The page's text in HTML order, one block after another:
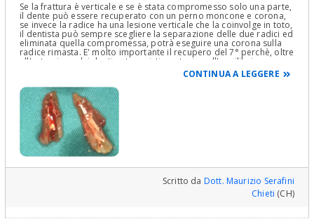
Se la frattura è verticale e se è stata compromesso solo una parte,
il dente può essere recuperato con un perno moncone e corona,
se invece la radice ha una lesione verticale che la coinvolge in toto,
il dentista può sempre scegliere la separazione delle due radici ed
eliminata quella compromessa, potrà eseguire una corona sulla
radice rimasta. E' molto importante il recupero del 7° perchè, oltre
all'estrusione dei denti antagonisti, partecipa all'equilibrio
posturale, in quanto i muscoli interessati sono per l'inferiore: il
quadricipite, per il superiore gli addominali. Cordiali Saluti
CONTINUA A LEGGERE
Scritto da Dott. Maurizio Serafini
Chieti (CH)